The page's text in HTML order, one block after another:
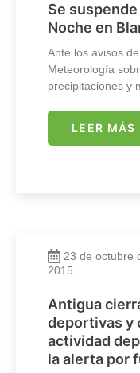
Se
Noche en
Ante los avisos
Meteorología
precipitaciones y
LEER MÁS
23 de octubre
2015
Antigua
deportivas y
actividad
la alerta por